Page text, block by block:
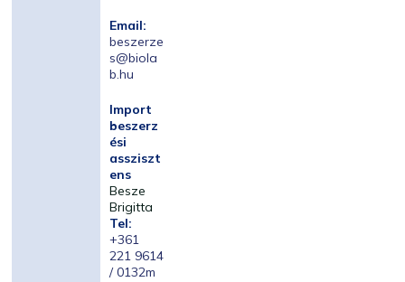
Email:
beszerze
s@biola
b.hu
Import
beszerz
ési
assziszt
ens
Besze
Brigitta
Tel:
+361
221 9614
/ 0132m